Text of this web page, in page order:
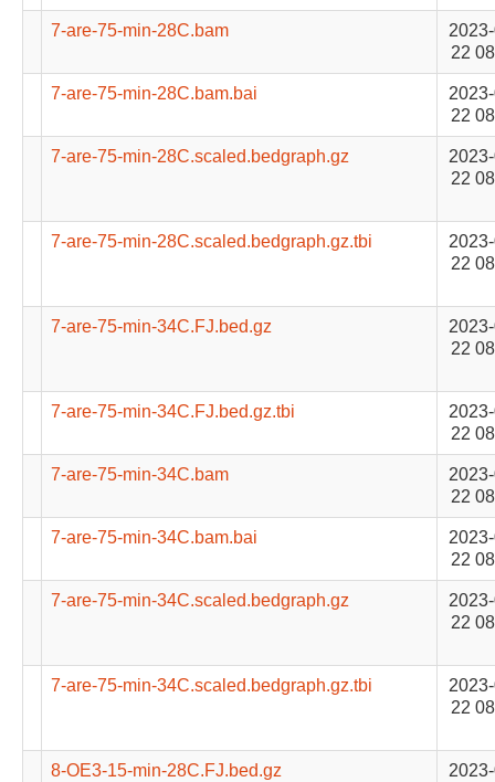
7-are-75-min-28C.bam
22
7-are-75-min-28C.bam.bai
22
7-are-75-min-28C.scaled.bedgraph.gz
22
7-are-75-min-28C.scaled.bedgraph.gz.tbi
22
7-are-75-min-34C.FJ.bed.gz
22
7-are-75-min-34C.FJ.bed.gz.tbi
22
7-are-75-min-34C.bam
22
7-are-75-min-34C.bam.bai
22
7-are-75-min-34C.scaled.bedgraph.gz
22
7-are-75-min-34C.scaled.bedgraph.gz.tbi
22
8-OE3-15-min-28C.FJ.bed.gz